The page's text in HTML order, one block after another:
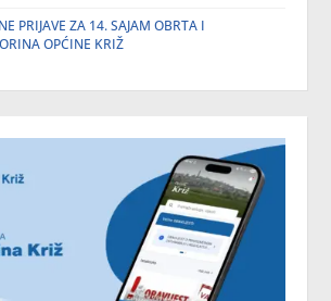
PRIJAVE ZA 14. SAJAM OBRTA I
OPĆINE KRIŽ